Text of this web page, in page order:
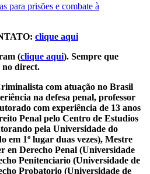
para prisões e combate à
clique aqui
(clique aqui). Sempre que
no direct.
com atuação no Brasil
na defesa penal, professor
com experiência de 13 anos
Penal pelo Centro de Estudios
pela Universidade do
em 1º lugar duas vezes), Mestre
en Derecho Penal (Universidade
Penitenciario (Universidade de
Probatorio (Universidade de